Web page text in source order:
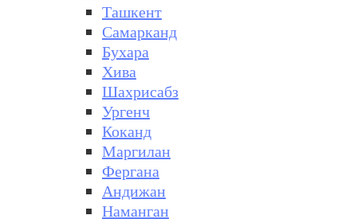
Ташкент
Самарканд
Бухара
Хива
Шахрисабз
Ургенч
Коканд
Маргилан
Фергана
Андижан
Наманган